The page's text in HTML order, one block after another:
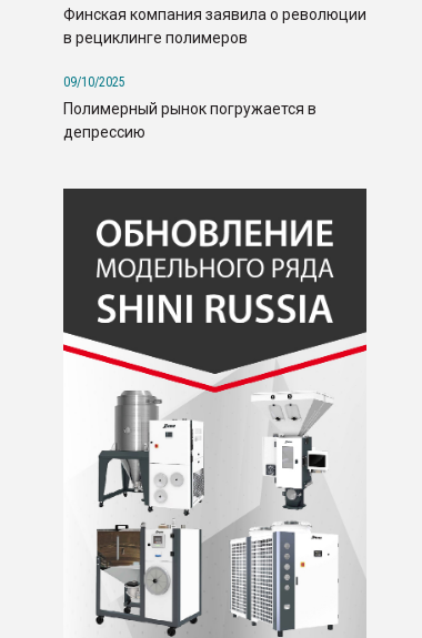
Финская компания заявила о революции
в рециклинге полимеров
09/10/2025
Полимерный рынок погружается в
депрессию